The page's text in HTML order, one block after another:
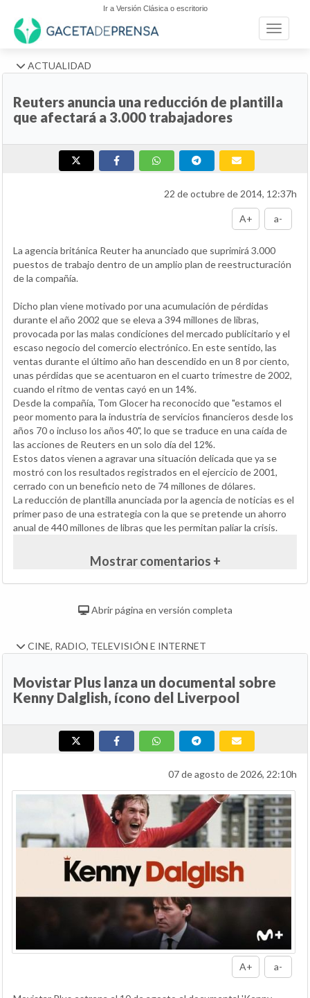
Ir a Versión Clásica o escritorio
Toggle
ACTUALIDAD
Reuters anuncia una reducción de plantilla
que afectará a 3.000 trabajadores
22 de octubre de 2014, 12:37h
A+ a-
La agencia británica Reuter ha anunciado que suprimirá 3.000
puestos de trabajo dentro de un amplio plan de reestructuración
de la compañía.
Dicho plan viene motivado por una acumulación de pérdidas
durante el año 2002 que se eleva a 394 millones de libras,
provocada por las malas condiciones del mercado publicitario y el
escaso negocio del comercio electrónico. En este sentido, las
ventas durante el último año han descendido en un 8 por ciento,
unas pérdidas que se acentuaron en el cuarto trimestre de 2002,
cuando el ritmo de ventas cayó en un 14%.
Desde la compañía, Tom Glocer ha reconocido que "estamos el
peor momento para la industria de servicios financieros desde los
años 70 o incluso los años 40", lo que se traduce en una caída de
las acciones de Reuters en un solo día del 12%.
Estos datos vienen a agravar una situación delicada que ya se
mostró con los resultados registrados en el ejercicio de 2001,
cerrado con un beneficio neto de 74 millones de dólares.
La reducción de plantilla anunciada por la agencia de noticias es el
primer paso de una estrategia con la que se pretende un ahorro
anual de 440 millones de libras que les permitan paliar la crisis.
Mostrar comentarios +
Abrir página en versión completa
CINE, RADIO, TELEVISIÓN E INTERNET
Movistar Plus lanza un documental sobre
Kenny Dalglish, ícono del Liverpool
07 de agosto de 2026, 22:10h
A+ a-